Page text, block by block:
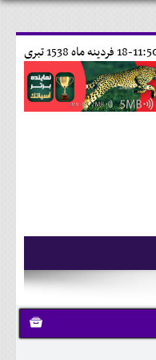
18 فردينه ماه 1538 تبری